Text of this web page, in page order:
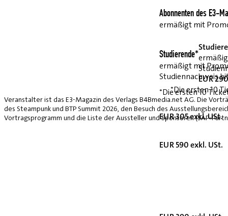
Abonnenten des E3-
ermäßigt mit
Studierende*
ermäßigt mit
Studiennachweis
*Die ersten 10
EUR 305 exkl. USt.
EUR 590 exkl. USt.
EUR
*Die ersten 10
Veranstalter ist das E3-Magazin des Verlags B4Bmedia.net AG. Die
des Steampunk und BTP Summit 2026, den Besuch des
Vortragsprogramm und die Liste der Aussteller und Sponsoren (SAP-